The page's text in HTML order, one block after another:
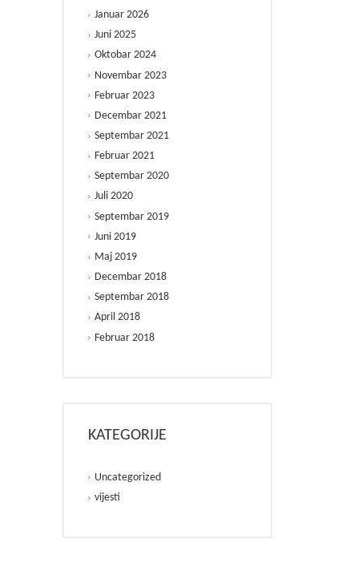
Januar 2026
Juni 2025
Oktobar 2024
Novembar 2023
Februar 2023
Decembar 2021
Septembar 2021
Februar 2021
Septembar 2020
Juli 2020
Septembar 2019
Juni 2019
Maj 2019
Decembar 2018
Septembar 2018
April 2018
Februar 2018
KATEGORIJE
Uncategorized
vijesti